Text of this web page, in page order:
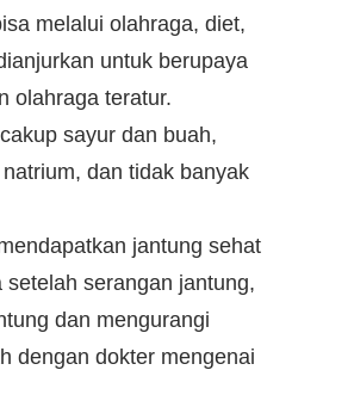
melalui olahraga, diet,
untuk berupaya
olahraga teratur.
sayur dan buah,
dan tidak banyak
jantung sehat
serangan jantung,
dan mengurangi
dengan dokter mengenai